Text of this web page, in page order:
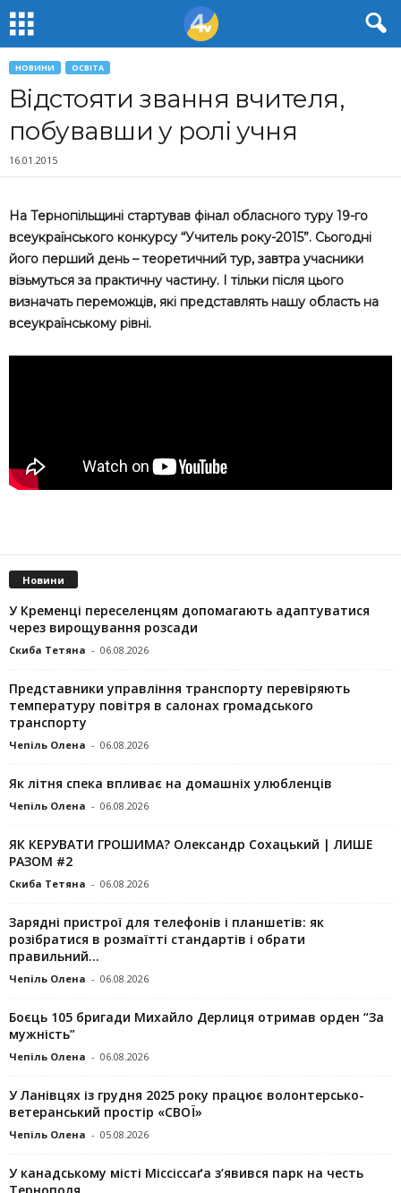
НОВИНИ ОСВІТА
Відстояти звання вчителя,
побувавши у ролі учня
16.01.2015
На Тернопільщині стартував фінал обласного туру 19-го
всеукраїнського конкурсу “Учитель року-2015”. Сьогодні
його перший день – теоретичний тур, завтра учасники
візьмуться за практичну частину. І тільки після цього
визначать переможців, які представлять нашу область на
всеукраїнському рівні.
Новини
У Кременці переселенцям допомагають адаптуватися
через вирощування розсади
Скиба Тетяна - 06.08.2026
Представники управління транспорту перевіряють
температуру повітря в салонах громадського
транспорту
Чепіль Олена - 06.08.2026
Як літня спека впливає на домашніх улюбленців
Чепіль Олена - 06.08.2026
ЯК КЕРУВАТИ ГРОШИМА? Олександр Сохацький | ЛИШЕ
РАЗОМ #2
Скиба Тетяна - 06.08.2026
Зарядні пристрої для телефонів і планшетів: як
розібратися в розмаїтті стандартів і обрати
правильний...
Чепіль Олена - 06.08.2026
Боєць 105 бригади Михайло Дерлиця отримав орден “За
мужність”
Чепіль Олена - 06.08.2026
У Ланівцях із грудня 2025 року працює волонтерсько-
ветеранський простір «СВОЇ»
Чепіль Олена - 05.08.2026
У канадському місті Міссіссаґа з’явився парк на честь